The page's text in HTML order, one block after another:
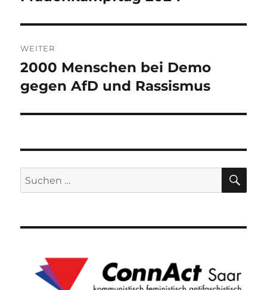
WEITER
Nächster
Beitrag:
2000 Menschen bei Demo
gegen AfD und Rassismus
Suchen
nach: